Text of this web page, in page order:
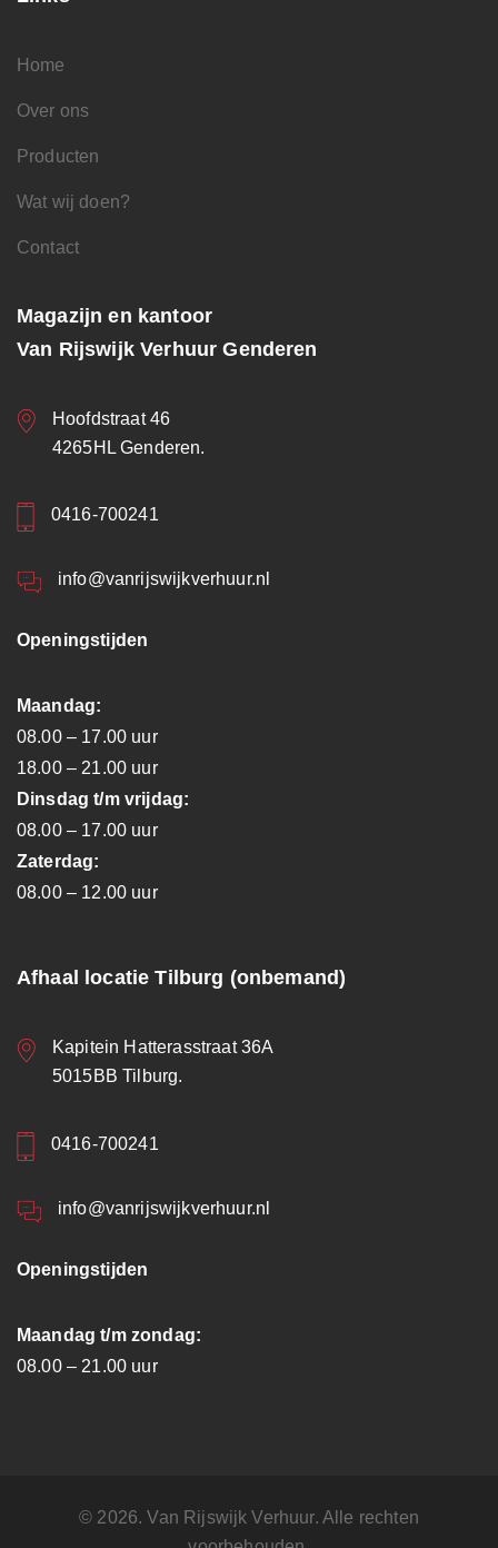
Home
Over ons
Producten
Wat wij doen?
Contact
Magazijn en kantoor
Van Rijswijk Verhuur Genderen
Hoofdstraat 46
4265HL Genderen.
0416-700241
info@vanrijswijkverhuur.nl
Openingstijden
Maandag:
08.00 – 17.00 uur
18.00 – 21.00 uur
Dinsdag t/m vrijdag:
08.00 – 17.00 uur
Zaterdag:
08.00 – 12.00 uur
Afhaal locatie Tilburg (onbemand)
Kapitein Hatterasstraat 36A
5015BB Tilburg.
0416-700241
info@vanrijswijkverhuur.nl
Openingstijden
Maandag t/m zondag:
08.00 – 21.00 uur
© 2026. Van Rijswijk Verhuur. Alle rechten